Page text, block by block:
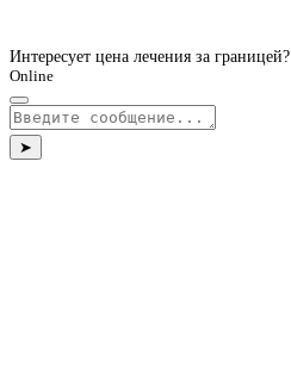
Интересует цена лечения за границей?
Online
➤